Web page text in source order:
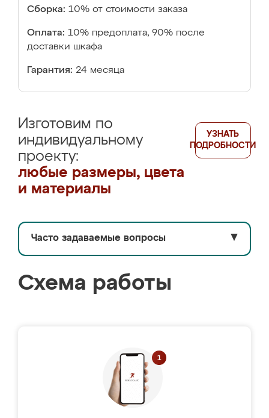
Сборка: 10% от стоимости заказа
Оплата: 10% предоплата, 90% после
доставки шкафа
Гарантия: 24 месяца
Изготовим по
индивидуальному
проекту:
любые размеры, цвета
и материалы
УЗНАТЬ
ПОДРОБНОСТИ
Часто задаваемые вопросы ▼
Схема работы